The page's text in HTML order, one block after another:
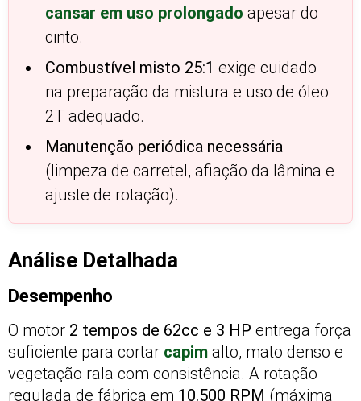
cansar em uso prolongado apesar do
cinto.
Combustível misto 25:1 exige cuidado
na preparação da mistura e uso de óleo
2T adequado.
Manutenção periódica necessária
(limpeza de carretel, afiação da lâmina e
ajuste de rotação).
Análise Detalhada
Desempenho
O motor 2 tempos de 62cc e 3 HP entrega força
suficiente para cortar capim alto, mato denso e
vegetação rala com consistência. A rotação
regulada de fábrica em 10.500 RPM (máxima